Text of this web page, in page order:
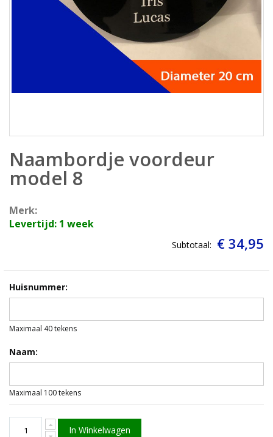
naar
het
begin
de
afbeeldingen-
Naambordje voordeur
model 8
Merk:
Levertijd: 1 week
Subtotaal: € 34,95
Huisnummer:
Maximaal 40 tekens
Naam:
Maximaal 100 tekens
In Winkelwagen